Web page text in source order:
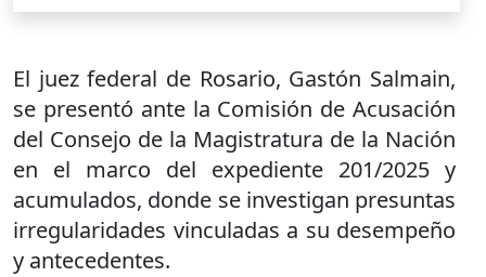
El juez federal de Rosario, Gastón Salmain,
se presentó ante la Comisión de Acusación
del Consejo de la Magistratura de la Nación
en el marco del expediente 201/2025 y
acumulados, donde se investigan presuntas
irregularidades vinculadas a su desempeño
y antecedentes.